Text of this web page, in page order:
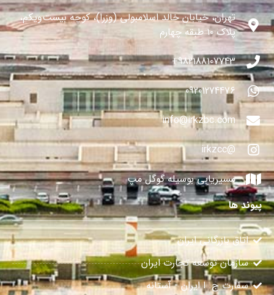
تهران، خیابان خالد اسلامبولی (وزرا)، کوچه بیست‌ویکم،
پلاک ۱۰ طبقه چهارم
982188107743+
09201274476
info@irkzbc.com
@irkzcc
مسیریابی بوسیله گوگل مپ
پیوند ها
اتاق بازرگانی ایران
سازمان توسعه تجارت ایران
سفارت ج. ا ایران - آستانه